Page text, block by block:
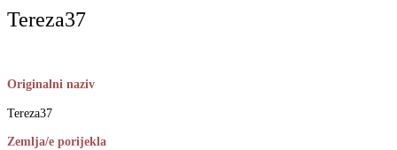
Tereza37
Originalni naziv
Tereza37
Zemlja/e porijekla